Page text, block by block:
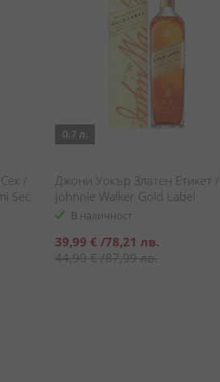
/
Sec
0.7 л.
Джони Уокър Златен Етикет /
Johnnie Walker Gold Label
Reserve
В наличност
Специална
цена
39,99 € /78,21 лв.
44,99 €/87,99 лв.